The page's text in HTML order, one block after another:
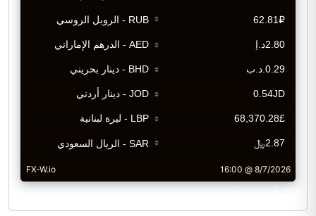
CurrencyRate